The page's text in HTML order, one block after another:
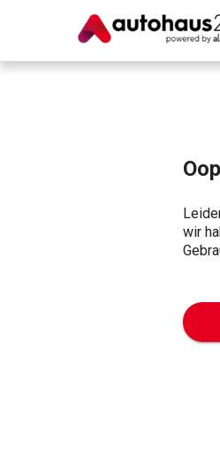
wir